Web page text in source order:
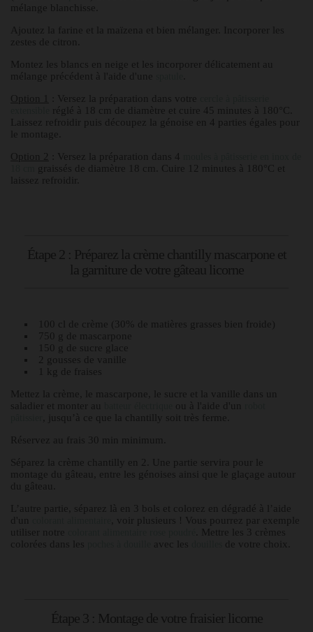
mélange blanchisse.
Ajoutez la farine et la maïzena et bien mélanger. Incorporer les
zestes de citron.
Montez les blancs en neige et les incorporer délicatement au
mélange précédent à l'aide d'une
Option 1
: Versez la préparation dans votre
réglé à 18 cm de diamètre et cuire 45 minutes à 180°C.
Laissez refroidir puis découpez la génoise en 4 parties égales pour
le montage.
Option 2
: Versez la préparation dans 4
graissés de diamètre 18 cm. Cuire 12 minutes à 180°C et
laissez refroidir.
Étape 2 : Préparez la crème chantilly mascarpone et
la garniture de votre gâteau licorne
100 cl de crème (30% de matières grasses bien froide)
750 g de mascarpone
150 g de sucre glace
2 gousses de vanille
1 kg de fraises
Mettez la crème, le mascarpone, le sucre et la vanille dans un
saladier et monter au
ou à l'aide d'un
, jusqu’à ce que la chantilly soit très ferme.
Réservez au frais 30 min minimum.
Séparez la crème chantilly en 2. Une partie servira pour le
montage du gâteau, entre les génoises ainsi que le glaçage autour
du gâteau.
L’autre partie, séparez là en 3 bols et colorez en dégradé à l’aide
d'un
, voir plusieurs ! Vous pourrez par exemple
utiliser notre
. Mettre les 3 crèmes
colorées dans les
avec les de votre choix.
Étape 3 : Montage de votre fraisier licorne